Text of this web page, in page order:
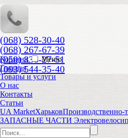
(068) 528-30-40
(068) 267-67-39
(050) 836-27-51
(093) 544-35-40
Корзина
Меню
Главная
Товары и услуги
О нас
Контакты
Статьи
UA MarketХарьков
ЗАПАСНЫЕ ЧАСТИ